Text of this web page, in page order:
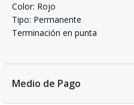
Color: Rojo
Tipo: Permanente
Terminación en punta
Medio de Pago